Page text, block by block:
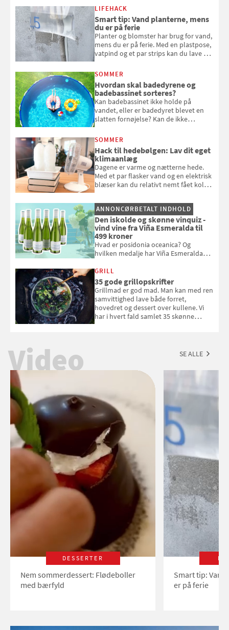
kan bruge dine hindbær i alt fra
bagværk og salater til is og syltning.
LIFEHACK
Smart tip: Vand planterne, mens
du er på ferie
Planter og blomster har brug for vand,
mens du er på ferie. Med en plastpose,
vatpind og et par strips kan du lave dit
at bede naboen om at vande eller
komme hjem til døde planter
SOMMER
Hvordan skal badedyrene og
badebassinet sorteres?
Kan badebassinet ikke holde på
vandet, eller er badedyret blevet en
slatten fornøjelse? Kan de ikke
opmærksom, når du smider
badebassinet eller et badedyr ud
SOMMER
Hack til hedebølgen: Lav dit eget
klimaanlæg
Dagene er varme og nætterne hede.
Med et par flasker vand og en elektrisk
blæser kan du relativt nemt fået koldt
og se, hvordan du gør
ANNONCØRBETALT INDHOLD
Den iskolde og skønne vinquiz -
vind vine fra Viña Esmeralda til
499 kroner
Hvad er posidonia oceanica? Og
hvilken medalje har Viña Esmeralda
med i Samvirkes skønne vinquiz, hvor
du kan vinde 6 flasker vin fra Viña
Esmeralda. Konkurrencen slutter 1.
september 2026.
GRILL
35 gode grillopskrifter
Grillmad er god mad. Man kan med ren
samvittighed lave både forret,
hovedret og dessert over kullene. Vi
har i hvert fald samlet 35 skønne
Video SE ALLE
DESSERTER
Nem sommerdessert: Flødeboller
med bærfyld
Smart tip:
er på ferie